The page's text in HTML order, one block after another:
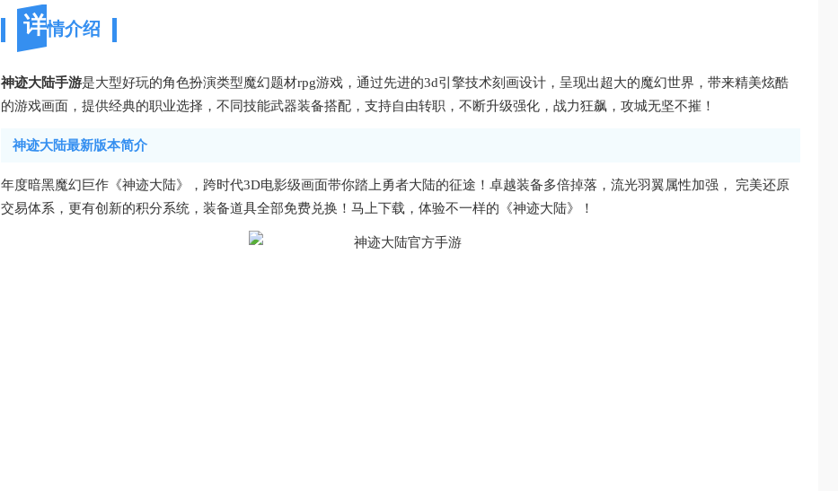
详情介绍
神迹大陆手游是大型好玩的角色扮演类型魔幻题材rpg游戏，通过先进的3d引擎技术刻画设计，呈现出超大的魔幻世界，带来精美炫酷
的游戏画面，提供经典的职业选择，不同技能武器装备搭配，支持自由转职，不断升级强化，战力狂飙，攻城无坚不摧！
神迹大陆最新版本简介
年度暗黑魔幻巨作《神迹大陆》，跨时代3D电影级画面带你踏上勇者大陆的征途！卓越装备多倍掉落，流光羽翼属性加强， 完美还原
交易体系，更有创新的积分系统，装备道具全部免费兑换！马上下载，体验不一样的《神迹大陆》！